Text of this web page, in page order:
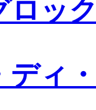
ロッ
ディ